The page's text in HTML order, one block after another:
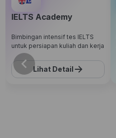
IELTS Academy
Bimbingan intensif tes IELTS
untuk persiapan kuliah dan kerja
Lihat Detail